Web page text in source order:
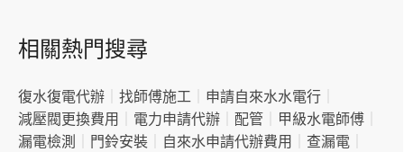
相關熱門搜尋
復水復電代辦 找師傅施工 申請自來水水電行
減壓閥更換費用
電力申請代辦 配管 甲級水電師傅
漏電檢測
門鈴安裝 自來水申請代辦費用 查漏電